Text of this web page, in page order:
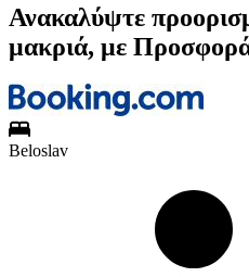
Ανακαλύψτε
μακριά, με
Beloslav